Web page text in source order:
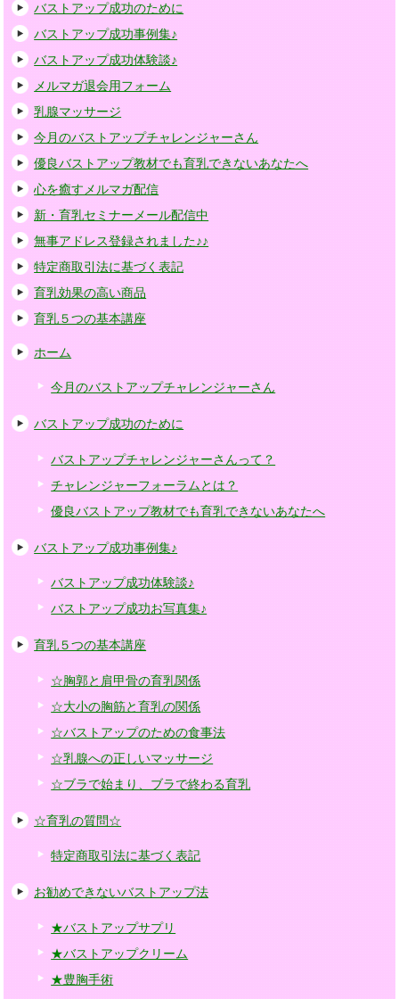
バストアップ成功のために
バストアップ成功事例集♪
バストアップ成功体験談♪
メルマガ退会用フォーム
乳腺マッサージ
今月のバストアップチャレンジャーさん
優良バストアップ教材でも育乳できないあなたへ
心を癒すメルマガ配信
新・育乳セミナーメール配信中
無事アドレス登録されました♪♪
特定商取引法に基づく表記
育乳効果の高い商品
育乳５つの基本講座
ホーム
今月のバストアップチャレンジャーさん
バストアップ成功のために
バストアップチャレンジャーさんって？
チャレンジャーフォーラムとは？
優良バストアップ教材でも育乳できないあなたへ
バストアップ成功事例集♪
バストアップ成功体験談♪
バストアップ成功お写真集♪
育乳５つの基本講座
☆胸郭と肩甲骨の育乳関係
☆大小の胸筋と育乳の関係
☆バストアップのための食事法
☆乳腺への正しいマッサージ
☆ブラで始まり、ブラで終わる育乳
☆育乳の質問☆
特定商取引法に基づく表記
お勧めできないバストアップ法
★バストアップサプリ
★バストアップクリーム
★豊胸手術